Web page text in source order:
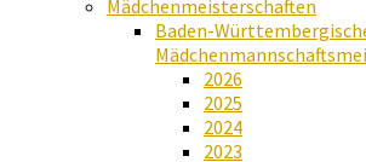
Mädchenmeisterschaften
Baden-
2026
2025
2024
2023